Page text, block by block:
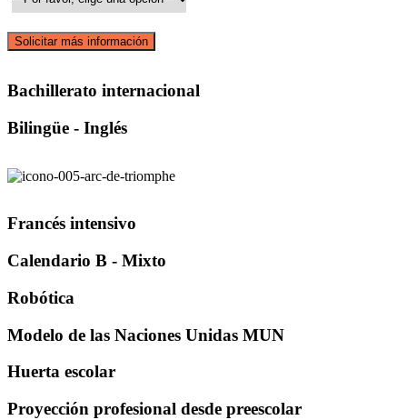
Bachillerato internacional
Bilingüe - Inglés
Francés intensivo
Calendario B - Mixto
Robótica
Modelo de las Naciones Unidas MUN
Huerta escolar
Proyección profesional desde preescolar